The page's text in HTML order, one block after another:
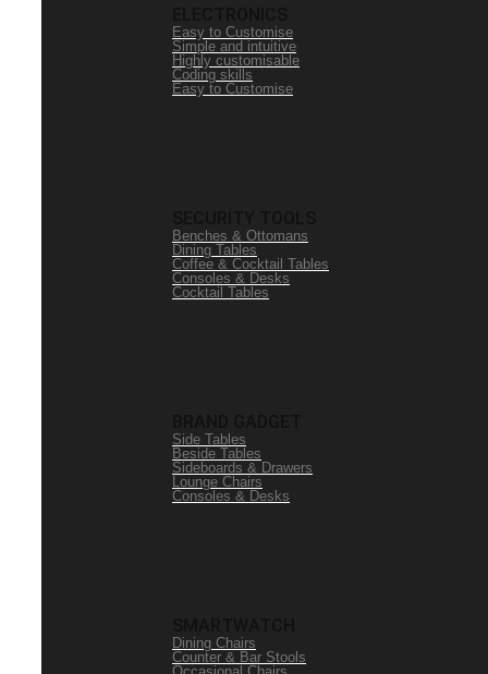
Easy to Customise
Simple and intuitive
Highly customisable
Coding skills
Easy to Customise
Benches & Ottomans
Dining Tables
Coffee & Cocktail Tables
Consoles & Desks
Cocktail Tables
Side Tables
Beside Tables
Sideboards & Drawers
Lounge Chairs
Consoles & Desks
Dining Chairs
Counter & Bar Stools